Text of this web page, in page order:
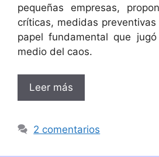
pequeñas empresas,
críticas, medidas
papel fundamental que
medio del caos.
Leer más
2 comentarios